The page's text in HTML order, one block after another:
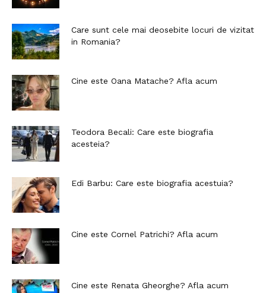
Care sunt cele mai deosebite locuri de vizitat
in Romania?
Cine este Oana Matache? Afla acum
Teodora Becali: Care este biografia
acesteia?
Edi Barbu: Care este biografia acestuia?
Cine este Cornel Patrichi? Afla acum
Cine este Renata Gheorghe? Afla acum